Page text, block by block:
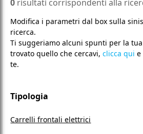
0 risultati corrispondenti alla
Modifica i parametri dal box sulla
ricerca.
Ti suggeriamo alcuni spunti per la
trovato quello che cercavi,clicca qui e
te.
Tipologia
Carrelli frontali elettrici